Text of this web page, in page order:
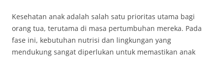
Kesehatan anak adalah salah satu prioritas utama bagi
orang tua, terutama di masa pertumbuhan mereka. Pada
fase ini, kebutuhan nutrisi dan lingkungan yang
mendukung sangat diperlukan untuk memastikan anak